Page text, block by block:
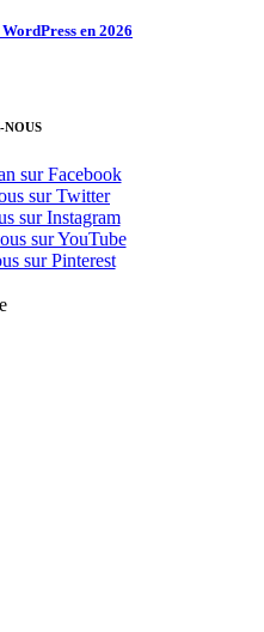
en 2026
NOUS
sur Facebook
sur Twitter
sur Instagram
sur YouTube
sur Pinterest